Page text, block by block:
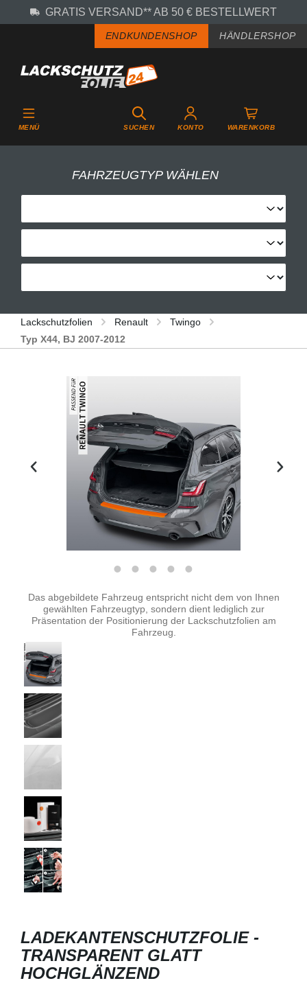
Zum Hauptinhalt springen
GRATIS VERSAND** AB 50 € BESTELLWERT
ENDKUNDENSHOP HÄNDLERSHOP
MENÜ SUCHEN KONTO WARENKORB
FAHRZEUGTYP WÄHLEN
Lackschutzfolien Renault
Twingo
Typ X44, BJ 2007-2012
Bildergalerie überspringen
Das abgebildete Fahrzeug entspricht nicht dem von Ihnen
gewählten Fahrzeugtyp, sondern dient lediglich zur
Präsentation der Positionierung der Lackschutzfolien am
Fahrzeug.
LADEKANTENSCHUTZFOLIE -
TRANSPARENT GLATT
HOCHGLÄNZEND